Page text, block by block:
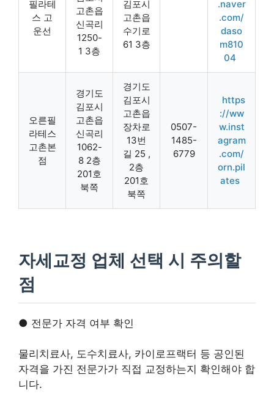
필라테
스 고
운선
고촌읍
신곡리
1250-
1 3층
김포시
고촌읍
수기로
61 3층
.naver
.com/
daso
m810
04
오른필
라테스
고촌본
점
경기도
김포시
고촌읍
신곡리
1062-
8 2층
201호
북쪽
경기도
김포시
고촌읍
장차로
13번
길 25 ,
2층
201호
북쪽
0507-
1485-
6779
https
://ww
w.inst
agram
.com/
orn.pil
ates
자세교정 업체 선택 시 주의할
점
● 전문가 자격 여부 확인
물리치료사, 도수치료사, 카이로프랙터 등 공인된
자격을 가진 전문가가 직접 교정하는지 확인해야 합
니다.